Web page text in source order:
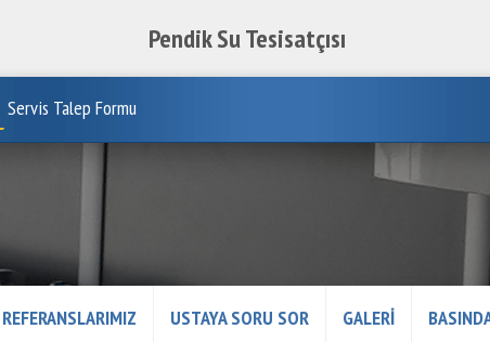
Pendik Su Tesisatçısı
Servis Talep Formu
REFERANSLARIMIZ USTAYA SORU SOR GALERİ